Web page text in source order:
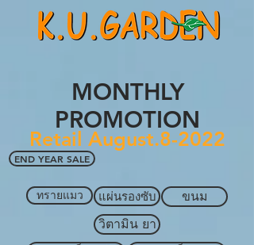
MONTHLY
PROMOTION
Retail August.8-2022
END YEAR SALE
ทรายแมว แผ่นรองซับ
ขนม
วิตามิน ยา